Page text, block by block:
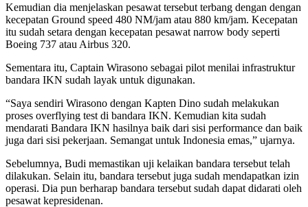
Kemudian dia menjelaskan pesawat tersebut terbang dengan dengan
kecepatan Ground speed 480 NM/jam atau 880 km/jam. Kecepatan
itu sudah setara dengan kecepatan pesawat narrow body seperti
Boeing 737 atau Airbus 320.
Sementara itu, Captain Wirasono sebagai pilot menilai infrastruktur
bandara IKN sudah layak untuk digunakan.
“Saya sendiri Wirasono dengan Kapten Dino sudah melakukan
proses overflying test di bandara IKN. Kemudian kita sudah
mendarati Bandara IKN hasilnya baik dari sisi performance dan baik
juga dari sisi pekerjaan. Semangat untuk Indonesia emas,” ujarnya.
Sebelumnya, Budi memastikan uji kelaikan bandara tersebut telah
dilakukan. Selain itu, bandara tersebut juga sudah mendapatkan izin
operasi. Dia pun berharap bandara tersebut sudah dapat didarati oleh
pesawat kepresidenan.